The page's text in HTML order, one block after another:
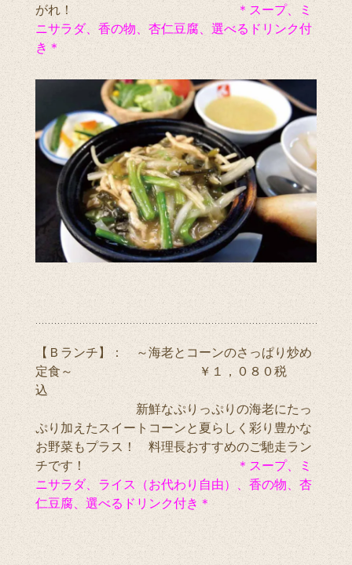
がれ！
＊スープ、ミ
ニサラダ、香の物、杏仁豆腐、選べるドリンク付
き＊
【Ｂランチ】： ～海老とコーンのさっぱり炒め
定食～ ￥１，０８０税
込
新鮮なぷりっぷりの海老にたっ
ぷり加えたスイートコーンと夏らしく彩り豊かな
お野菜もプラス！ 料理長おすすめのご馳走ラン
チです！
＊スープ、ミ
ニサラダ、ライス（お代わり自由）、香の物、杏
仁豆腐、選べるドリンク付き＊